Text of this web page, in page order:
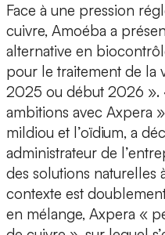
Face à une pression
cuivre, Amoéba a
alternative en
pour le traitement de la
2025 ou début 2026 ».
ambitions avec Axpera
mildiou et l’oïdium, a
administrateur de
des solutions naturelles
contexte est
en mélange, Axpera «